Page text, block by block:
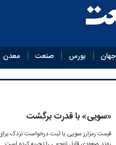
جهان بورس صنعت معدن
«سویی» با قدرت برگشت